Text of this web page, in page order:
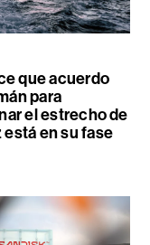
que acuerdo
para
el estrecho de
está en su fase